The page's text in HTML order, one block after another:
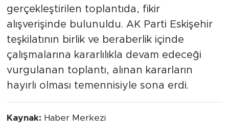
gerçekleştirilen toplantıda, fikir
alışverişinde bulunuldu. AK Parti Eskişehir
teşkilatının birlik ve beraberlik içinde
çalışmalarına kararlılıkla devam edeceği
vurgulanan toplantı, alınan kararların
hayırlı olması temennisiyle sona erdi.
Kaynak: Haber Merkezi